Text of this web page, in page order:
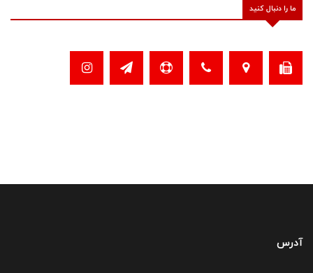
ما را دنبال کنید
آدرس